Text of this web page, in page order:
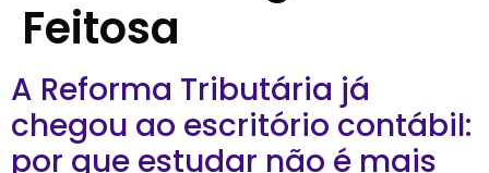
Feitosa
A Reforma Tributária já
chegou ao escritório contábil:
por que estudar não é mais